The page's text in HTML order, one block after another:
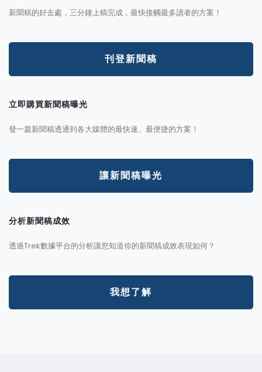
新聞稿的好去處，三分鐘上稿完成，最快接觸最多讀者的方案！
刊登新聞稿
立即購買新聞稿曝光
發一篇新聞稿透通到各大媒體的最快速、最便捷的方案！
讓新聞稿曝光
分析新聞稿成效
透過Trek數據平台的分析讓您知道你的新聞稿成效表現如何？
我想了解